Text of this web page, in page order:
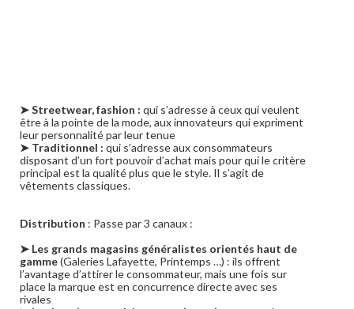
➤ Streetwear, fashion : qui s’adresse à ceux qui veulent
être à la pointe de la mode, aux innovateurs qui expriment
leur personnalité par leur tenue
➤ Traditionnel : qui s’adresse aux consommateurs
disposant d’un fort pouvoir d’achat mais pour qui le critère
principal est la qualité plus que le style. Il s’agit de
vêtements classiques.
Distribution : Passe par 3 canaux :
➤ Les grands magasins généralistes orientés haut de
gamme(Galeries Lafayette, Printemps …) : ils offrent
l’avantage d’attirer le consommateur, mais une fois sur
place la marque est en concurrence directe avec ses
rivales